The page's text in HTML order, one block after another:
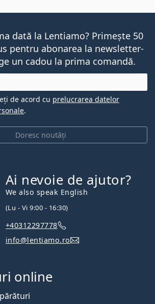
dată la Lentiamo? Primește 50
pentru abonarea la newsletter-
un cadou la prima comandă.
Doresc noutăți
de acord cu prelucrarea datelor
.
Ai nevoie de ajutor?
We also speak English
(Lu - Vi 9:00 - 16:30)
+40312297778
info@lentiamo.ro
online